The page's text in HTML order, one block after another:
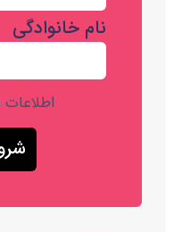
نام خانوادگی